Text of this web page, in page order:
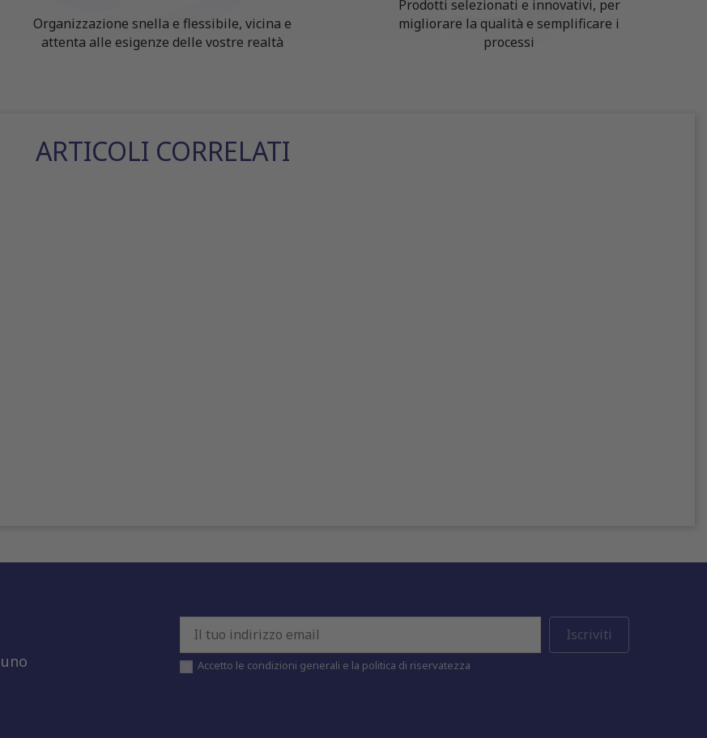
Organizzazione snella e flessibile, vicina e
attenta alle esigenze delle vostre realtà
Prodotti selezionati e innovativi, per
migliorare la qualità e semplificare i
processi
ARTICOLI CORRELATI
Accetto le condizioni generali e la politica di riservatezza